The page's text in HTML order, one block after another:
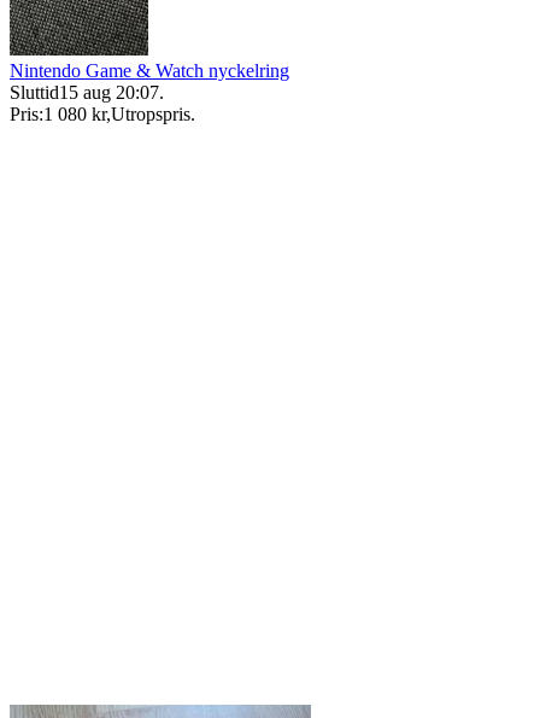
Nintendo Game & Watch nyckelring
Sluttid15 aug 20:07.
Pris:1 080 kr,Utropspris.